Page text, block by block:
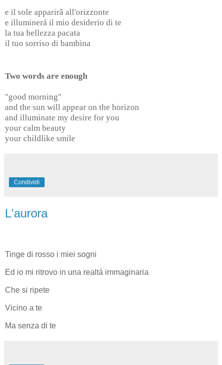
e il sole apparirâ all'orizzonte
e illuminerá il mio desiderio di te
la tua bellezza pacata
il tuo sorriso di bambina
Two words are enough
"good morning"
and the sun will appear on the horizon
and illuminate my desire for you
your calm beauty
your childlike smile
Condividi
L'aurora
Tinge di rosso i miei sogni
Ed io mi ritrovo in una realtá immaginaria
Che si ripete
Vicino a te
Ma senza di te